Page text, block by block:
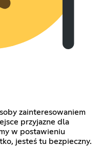
zainteresowaniem
przyjazne dla
w postawieniu
jesteś tu bezpieczny.